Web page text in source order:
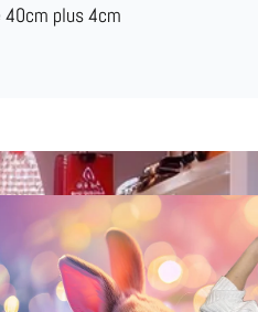
40cm plus 4cm